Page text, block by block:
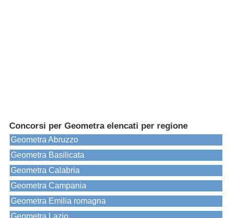
Concorsi per Geometra elencati per regione
Geometra Abruzzo
Geometra Basilicata
Geometra Calabria
Geometra Campania
Geometra Emilia romagna
Geometra Lazio